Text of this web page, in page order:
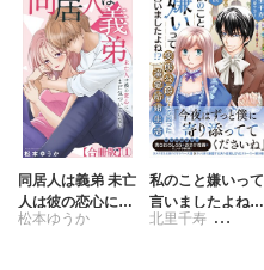
同居人は義弟 未亡
人は彼の恋心にま
だ気づいていない
松本ゆうか
私のこと嫌いって
言いましたよね!?
変態公爵による困
北里千寿